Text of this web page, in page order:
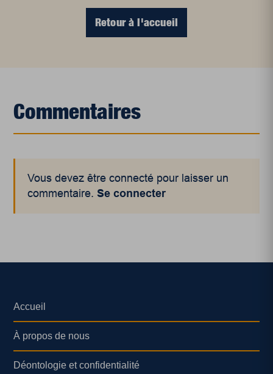
Retour à l'accueil
Commentaires
Vous devez être connecté pour laisser un
commentaire.Se connecter
Accueil
À propos de nous
Déontologie et confidentialité